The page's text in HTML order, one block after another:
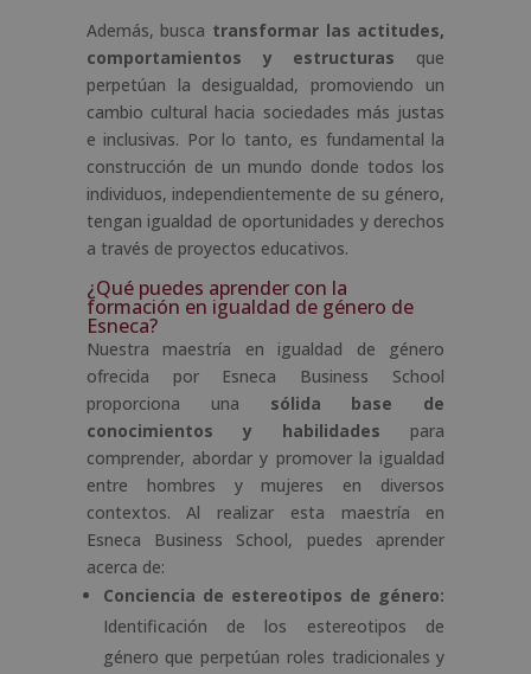
Además, busca transformar las actitudes,
comportamientos y estructuras que
perpetúan la desigualdad, promoviendo un
cambio cultural hacia sociedades más justas
e inclusivas. Por lo tanto, es fundamental la
construcción de un mundo donde todos los
individuos, independientemente de su género,
tengan igualdad de oportunidades y derechos
a través de proyectos educativos.
¿Qué puedes aprender con la
formación en igualdad de género de
Esneca?
Nuestra maestría en igualdad de género
ofrecida por Esneca Business School
proporciona una sólida base de
conocimientos y habilidades para
comprender, abordar y promover la igualdad
entre hombres y mujeres en diversos
contextos. Al realizar esta maestría en
Esneca Business School, puedes aprender
acerca de:
Conciencia de estereotipos de género:
Identificación de los estereotipos de
género que perpetúan roles tradicionales y